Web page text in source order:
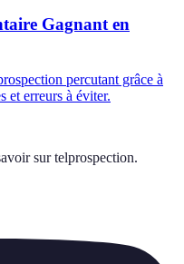
Gagnant en
percutant grâce à
et erreurs à éviter.
sur telprospection.